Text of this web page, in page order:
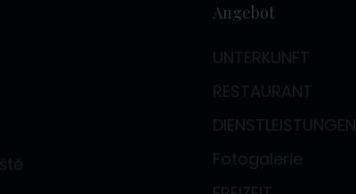
Angebot
UNTERKUNFT
RESTAURANT
DIENSTLEISTUNGEN
Fotogalerie